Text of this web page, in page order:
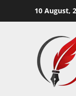
10 August,